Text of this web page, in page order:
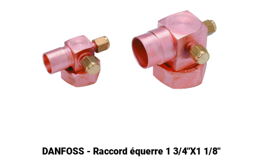
DANFOSS - Raccord équerre 1 3/4"X1 1/8"